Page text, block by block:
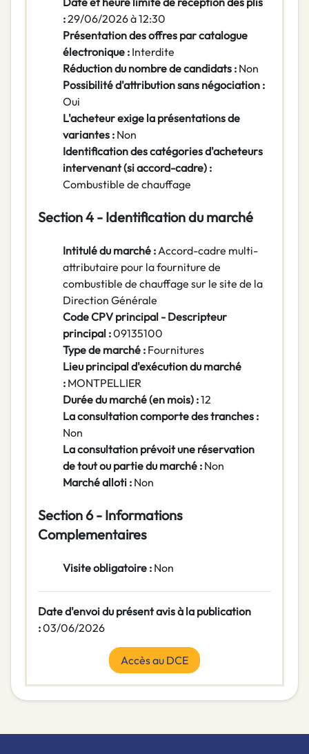
:29/06/2026 à 12:30
Présentation des offres par catalogue
électronique : Interdite
Réduction du nombre de candidats : Non
Possibilité d'attribution sans négociation :
Oui
L'acheteur exige la présentations de
variantes : Non
Identification des catégories d'acheteurs
intervenant (si accord-cadre) :
Combustible de chauffage
Section 4 - Identification du marché
Intitulé du marché :Accord-cadre multi-
attributaire pour la fourniture de
combustible de chauffage sur le site de la
Direction Générale
Code CPV principal - Descripteur
principal :09135100
Type de marché : Fournitures
Lieu principal d'exécution du marché
: MONTPELLIER
Durée du marché (en mois) :12
La consultation comporte des tranches :
Non
La consultation prévoit une réservation
de tout ou partie du marché : Non
Marché alloti : Non
Section 6 - Informations
Complementaires
Visite obligatoire : Non
Date d'envoi du présent avis à la publication
:03/06/2026
Accès au DCE